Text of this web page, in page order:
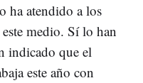
ha atendido a los
medio. Sí lo han
indicado que el
este año con